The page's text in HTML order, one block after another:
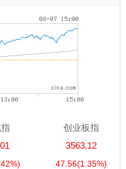
创业板指
3563.12
47.56(1.35%)